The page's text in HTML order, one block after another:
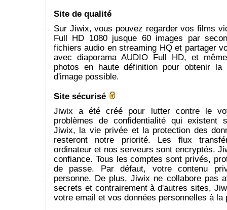
Site de qualité
Sur Jiwix, vous pouvez regarder vos films
Full HD 1080 jusque 60 images par
fichiers audio en streaming HQ et partager
avec diaporama AUDIO Full HD, et
photos en haute définition pour obtenir la
d'image possible.
Site sécurisé
Jiwix a été créé pour lutter contre le
problèmes de confidentialité qui existent
Jiwix, la vie privée et la protection des
resteront notre priorité. Les flux
ordinateur et nos serveurs sont encryptés.
confiance. Tous les comptes sont privés,
de passe. Par défaut, votre contenu
personne. De plus, Jiwix ne collabore pas
secrets et contrairement à d'autres sites,
votre email et vos données personnelles à la